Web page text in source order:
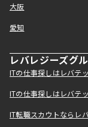
大阪
愛知
レバレジーズグ
ITの仕事探しはレバテ
ITの仕事探しはレバテ
IT転職スカウトならレ